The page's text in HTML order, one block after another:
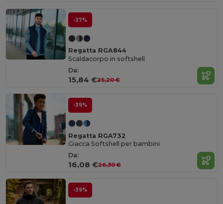
-37%
Regatta RGA844
Scaldacorpo in softshell
Da:
15,84 €25,20 €
-39%
Regatta RGA732
Giacca Softshell per bambini
Da:
16,08 €26,30 €
-39%